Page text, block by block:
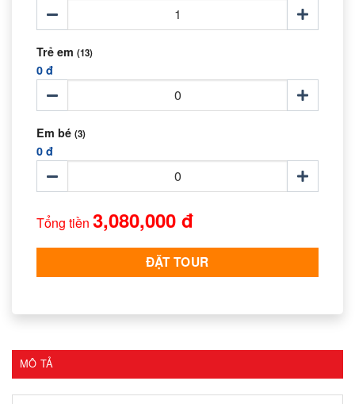
Trẻ em (13)
0 đ
Em bé (3)
0 đ
Tổng tiền 3,080,000 đ
ĐẶT TOUR
MÔ TẢ